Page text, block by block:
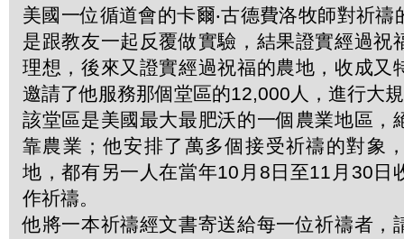
美國一位循道會的卡爾‧古德費洛牧師對祈禱
是跟教友一起反覆做實驗，結果證實經過祝
理想，後來又證實經過祝福的農地，收成又
邀請了他服務那個堂區的12,000人，進行大
該堂區是美國最大最肥沃的一個農業地區，
靠農業；他安排了萬多個接受祈禱的對象
地，都有另一人在當年10月8日至11月30日
作祈禱。
他將一本祈禱經文書寄送給每一位祈禱者，